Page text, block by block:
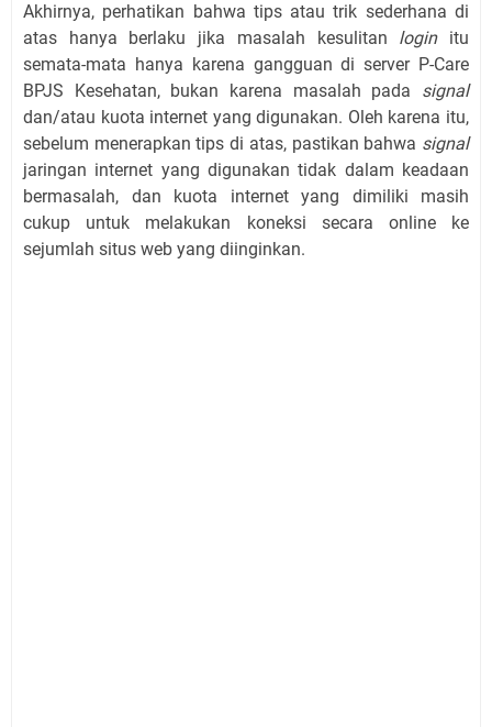
Akhirnya, perhatikan bahwa tips atau trik sederhana di
atas hanya berlaku jika masalah kesulitan login itu
semata-mata hanya karena gangguan di server P-Care
BPJS Kesehatan, bukan karena masalah pada signal
dan/atau kuota internet yang digunakan. Oleh karena itu,
sebelum menerapkan tips di atas, pastikan bahwa signal
jaringan internet yang digunakan tidak dalam keadaan
bermasalah, dan kuota internet yang dimiliki masih
cukup untuk melakukan koneksi secara online ke
sejumlah situs web yang diinginkan.